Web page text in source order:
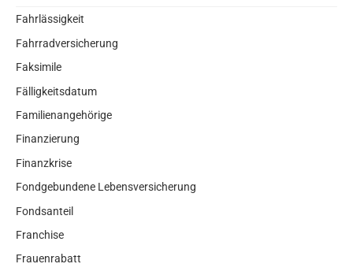
Fahrlässigkeit
Fahrradversicherung
Faksimile
Fälligkeitsdatum
Familienangehörige
Finanzierung
Finanzkrise
Fondgebundene Lebensversicherung
Fondsanteil
Franchise
Frauenrabatt